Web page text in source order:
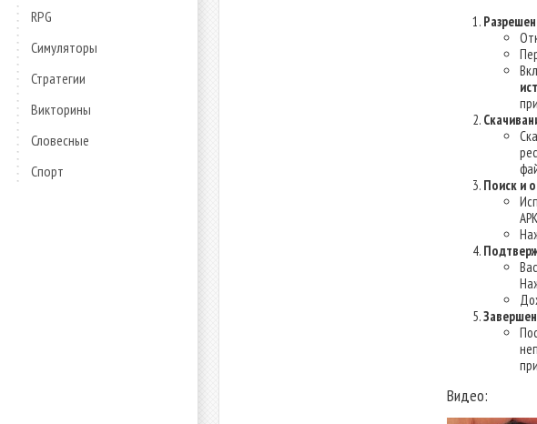
RPG
Симуляторы
Стратегии
Викторины
Словесные
Спорт
Поиск и
Видео: